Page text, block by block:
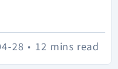
12 mins read
•
28